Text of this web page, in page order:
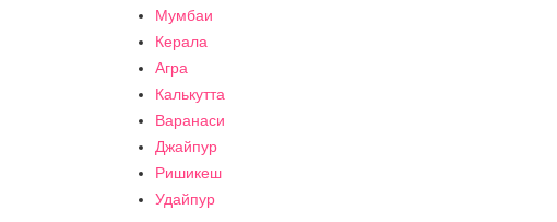
Мумбаи
Керала
Агра
Калькутта
Варанаси
Джайпур
Ришикеш
Удайпур